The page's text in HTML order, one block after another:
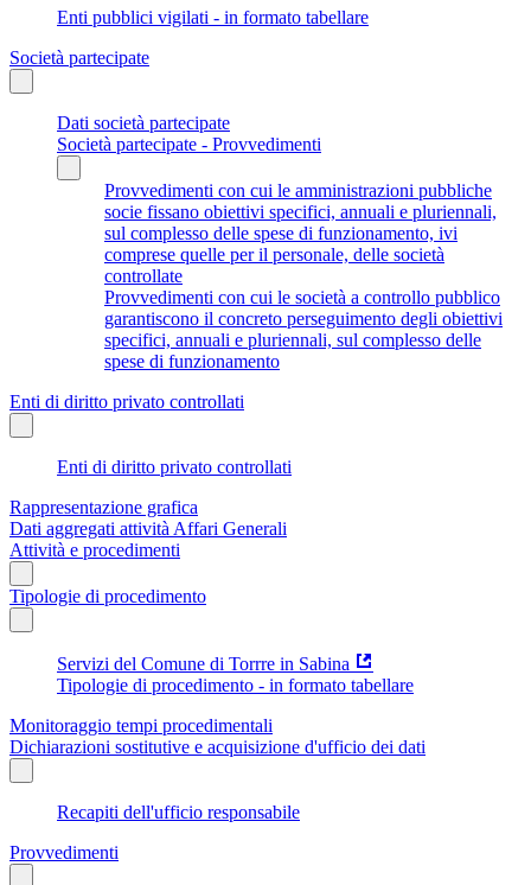
Enti pubblici vigilati - in formato tabellare
Società partecipate
Dati società partecipate
Società partecipate - Provvedimenti
Provvedimenti con cui le amministrazioni pubbliche
socie fissano obiettivi specifici, annuali e pluriennali,
sul complesso delle spese di funzionamento, ivi
comprese quelle per il personale, delle società
controllate
Provvedimenti con cui le società a controllo pubblico
garantiscono il concreto perseguimento degli obiettivi
specifici, annuali e pluriennali, sul complesso delle
spese di funzionamento
Enti di diritto privato controllati
Enti di diritto privato controllati
Rappresentazione grafica
Dati aggregati attività Affari Generali
Attività e procedimenti
Tipologie di procedimento
Servizi del Comune di Torrre in Sabina
Tipologie di procedimento - in formato tabellare
Monitoraggio tempi procedimentali
Dichiarazioni sostitutive e acquisizione d'ufficio dei dati
Recapiti dell'ufficio responsabile
Provvedimenti